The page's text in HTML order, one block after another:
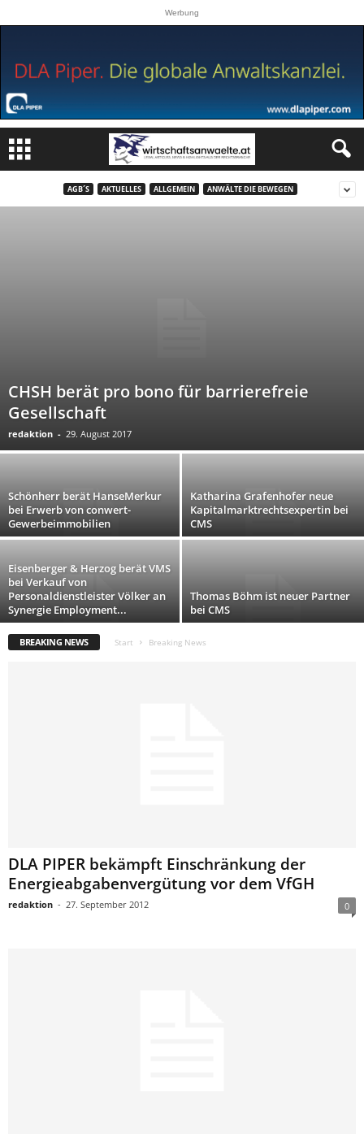
Werbung
AGB´S AKTUELLES ALLGEMEIN ANWÄLTE DIE BEWEGEN
CHSH berät pro bono für barrierefreie
Gesellschaft
redaktion - 29. August 2017
Schönherr berät HanseMerkur
bei Erwerb von conwert-
Gewerbeimmobilien
Katharina Grafenhofer neue
Kapitalmarktrechtsexpertin bei
CMS
Eisenberger & Herzog berät VMS
bei Verkauf von
Personaldienstleister Völker an
Synergie Employment...
Thomas Böhm ist neuer Partner
bei CMS
BREAKING NEWS Start Breaking News
DLA PIPER bekämpft Einschränkung der
Energieabgabenvergütung vor dem VfGH
redaktion - 27. September 2012 0